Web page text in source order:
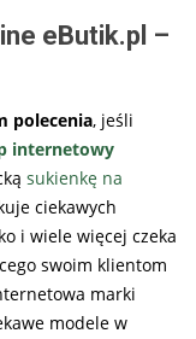
eButik.pl –
polecenia, jeśli
internetowy
sukienkę na
ciekawych
i wiele więcej czeka
swoim klientom
marki
modele w